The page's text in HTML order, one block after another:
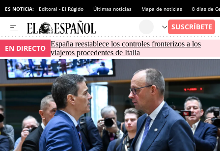
ES NOTICIA: Editoral - El Rúgido Últimas noticias Mapa de noticias 8 días de
EN DIRECTO España reestablece los controles fronterizos a los
viajeros procedentes de Italia